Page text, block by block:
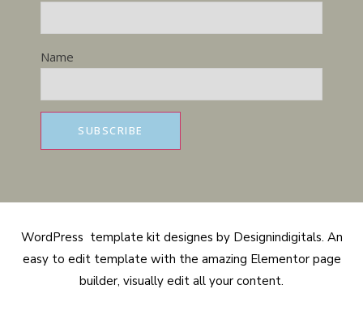
Name
WordPress template kit designes by Designindigitals. An
easy to edit template with the amazing Elementor page
builder, visually edit all your content.